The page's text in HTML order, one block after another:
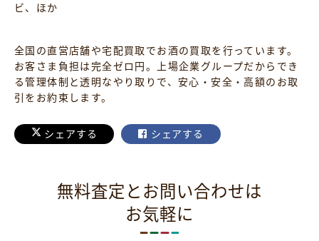
ビ、ほか
全国の直営店舗や宅配買取でお酒の買取を行っています。
お客さま負担は完全ゼロ円。上場企業グループだからでき
る管理体制と透明なやり取りで、安心・安全・高額のお取
引をお約束します。
シェアする シェアする
無料査定とお問い合わせは
お気軽に